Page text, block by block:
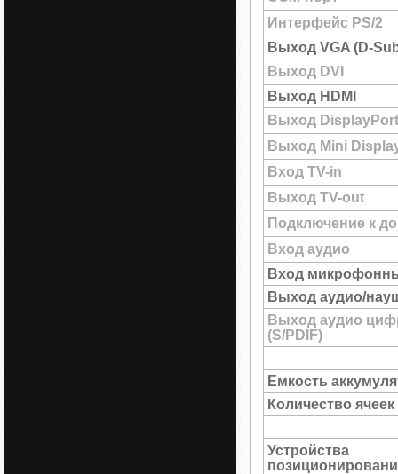
Интерфейс PS/2
Выход VGA (D-
Выход DVI
Выход HDMI
Выход DisplayPort
Выход Mini
Вход TV-in
Выход TV-out
Подключение к
Вход аудио
Вход
Выход аудио/
Выход аудио
(S/PDIF)
Емкость
Количество
Устройства